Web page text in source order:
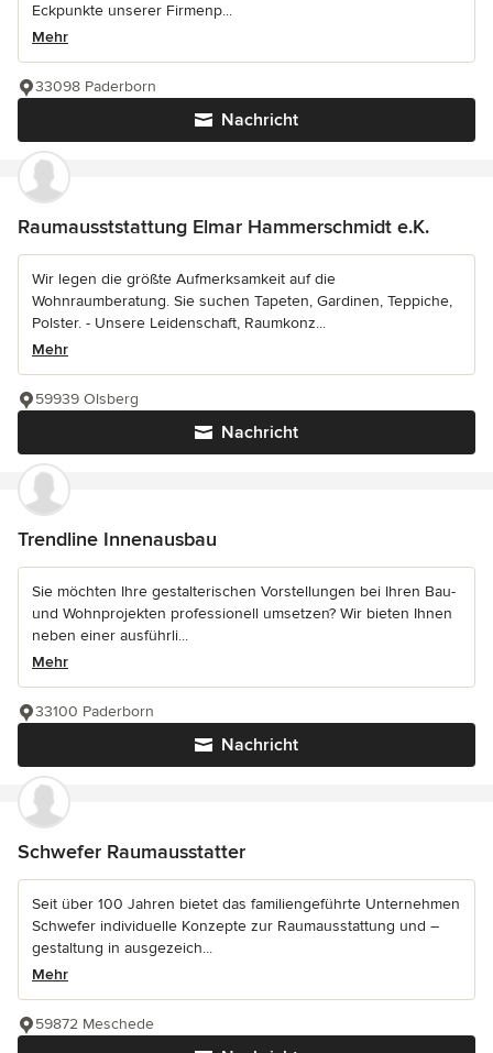
Eckpunkte unserer Firmenp...
Mehr
Nachricht
33098 Paderborn
Raumausststattung Elmar Hammerschmidt e.K.
Wir legen die größte Aufmerksamkeit auf die
Wohnraumberatung. Sie suchen Tapeten, Gardinen, Teppiche,
Polster. - Unsere Leidenschaft, Raumkonz...
Mehr
Nachricht
59939 Olsberg
Trendline Innenausbau
Sie möchten Ihre gestalterischen Vorstellungen bei Ihren Bau-
und Wohnprojekten professionell umsetzen? Wir bieten Ihnen
neben einer ausführli...
Mehr
Nachricht
33100 Paderborn
Schwefer Raumausstatter
Seit über 100 Jahren bietet das familiengeführte Unternehmen
Schwefer individuelle Konzepte zur Raumausstattung und –
gestaltung in ausgezeich...
Mehr
59872 Meschede